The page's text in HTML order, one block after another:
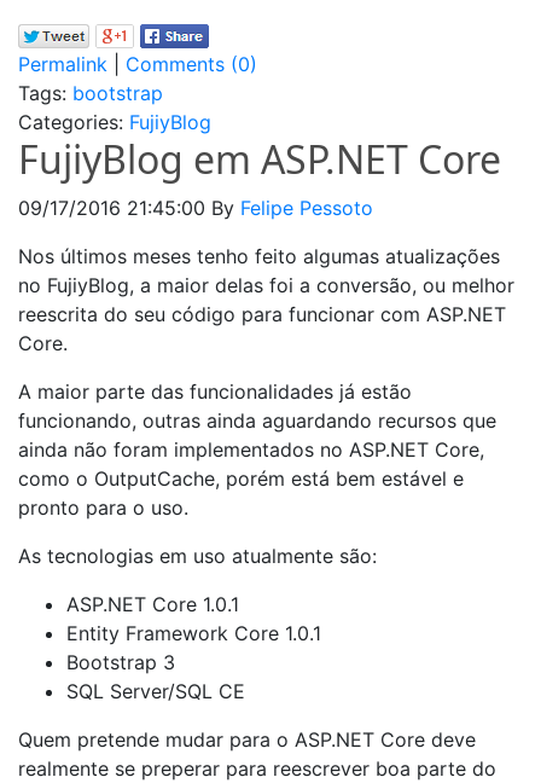
Permalink
Comments (0)
Tags: bootstrap
Categories: FujiyBlog
FujiyBlog em ASP.NET Core
09/17/2016 21:45:00 By Felipe Pessoto
Nos últimos meses tenho feito algumas atualizações
no FujiyBlog, a maior delas foi a conversão, ou melhor
reescrita do seu código para funcionar com ASP.NET
Core.
A maior parte das funcionalidades já estão
funcionando, outras ainda aguardando recursos que
ainda não foram implementados no ASP.NET Core,
como o OutputCache, porém está bem estável e
pronto para o uso.
As tecnologias em uso atualmente são:
ASP.NET Core 1.0.1
Entity Framework Core 1.0.1
Bootstrap 3
SQL Server/SQL CE
Quem pretende mudar para o ASP.NET Core deve
realmente se preperar para reescrever boa parte do